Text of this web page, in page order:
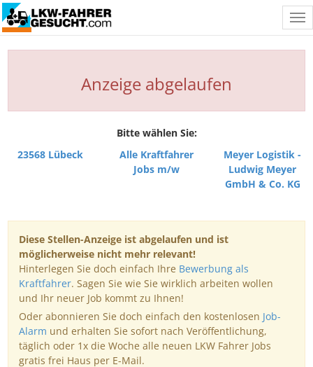
Anzeige abgelaufen
Bitte wählen Sie:
23568 Lübeck
Alle Kraftfahrer
Jobs m/w
Meyer Logistik -
Ludwig Meyer
GmbH & Co. KG
Diese Stellen-Anzeige ist abgelaufen und ist
möglicherweise nicht mehr relevant!
Hinterlegen Sie doch einfach Ihre Bewerbung als
Kraftfahrer. Sagen Sie wie Sie wirklich arbeiten wollen
und Ihr neuer Job kommt zu Ihnen!
Oder abonnieren Sie doch einfach den kostenlosen Job-
Alarm und erhalten Sie sofort nach Veröffentlichung,
täglich oder 1x die Woche alle neuen LKW Fahrer Jobs
gratis frei Haus per E-Mail.